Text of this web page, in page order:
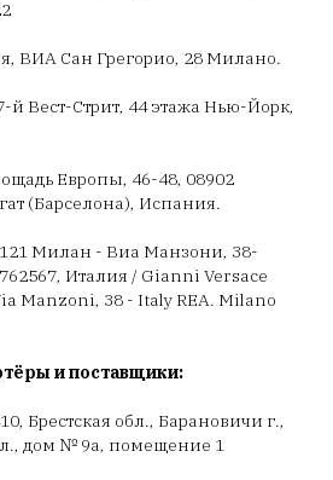
ВИА Сан Грегорио, 28 Милано.
Вест-Стрит, 44 этажа Нью-Йорк,
Европы, 46-48, 08902
(Барселона), Испания.
Милан - Виа Манзони, 38-
Италия / Gianni Versace
Manzoni, 38 - Italy REA. Milano
и поставщики:
Брестская обл., Барановичи г.,
дом № 9а, помещение 1